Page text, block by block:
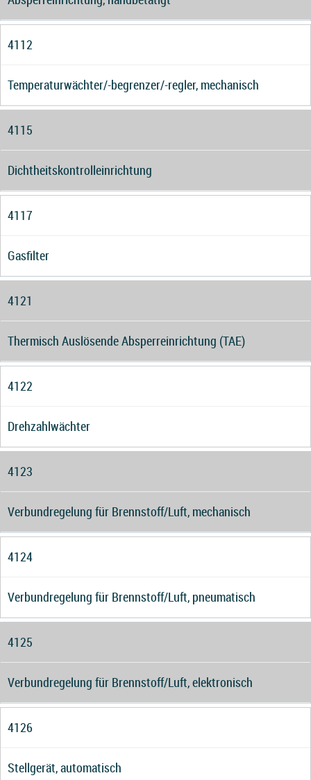
4112
Temperaturwächter/-begrenzer/-regler, mechanisch
4115
Dichtheitskontrolleinrichtung
4117
Gasfilter
4121
Thermisch Auslösende Absperreinrichtung (TAE)
4122
Drehzahlwächter
4123
Verbundregelung für Brennstoff/Luft, mechanisch
4124
Verbundregelung für Brennstoff/Luft, pneumatisch
4125
Verbundregelung für Brennstoff/Luft, elektronisch
4126
Stellgerät, automatisch